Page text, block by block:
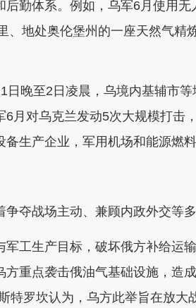
勤体系。例如，乌军6月使用无
、地处奥伦堡州的一座天然气精
晚至2日凌晨，乌境内基辅市等
月对乌克兰发动5次大规模打击
生产企业，军用机场和能源燃料
夺战场主动、兼顾内政外交等多
工生产目标，破坏俄方补给运
重点袭击俄油气基础设施，造
特罗坎认为，乌方此举旨在放大